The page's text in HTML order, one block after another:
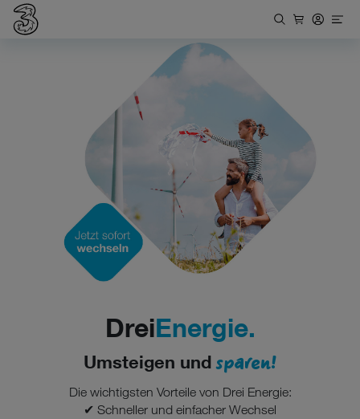
DreiEnergie.
Umsteigen undsparen!
Die wichtigsten Vorteile von Drei Energie:
✔ Schneller und einfacher Wechsel